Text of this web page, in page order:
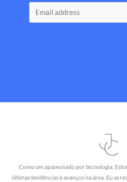
Como um apaixonado por tecnologia,
últimas tendências e avanços na área. Eu